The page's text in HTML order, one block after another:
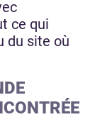
ce qui
du site où